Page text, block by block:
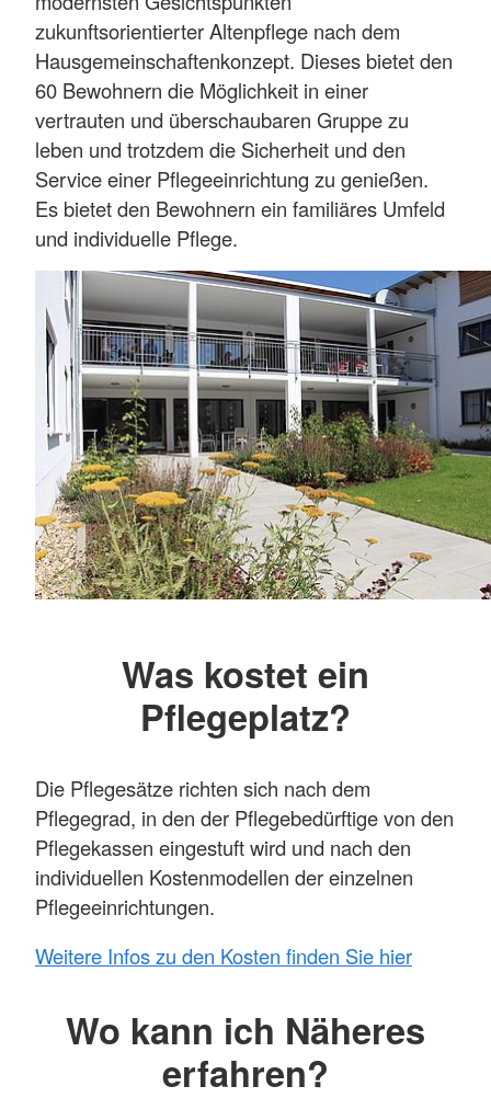
zukunftsorientierter Altenpflege nach dem
Hausgemeinschaftenkonzept. Dieses bietet den
60 Bewohnern die Möglichkeit in einer
vertrauten und überschaubaren Gruppe zu
leben und trotzdem die Sicherheit und den
Service einer Pflegeeinrichtung zu genießen.
Es bietet den Bewohnern ein familiäres Umfeld
und individuelle Pflege.
Was kostet ein
Pflegeplatz?
Die Pflegesätze richten sich nach dem
Pflegegrad, in den der Pflegebedürftige von den
Pflegekassen eingestuft wird und nach den
individuellen Kostenmodellen der einzelnen
Pflegeeinrichtungen.
Weitere Infos zu den Kosten finden Sie hier
Wo kann ich Näheres
erfahren?